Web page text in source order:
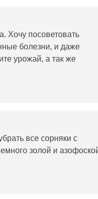
Хочу посоветовать
болезни, и даже
урожай, а так же
все сорняки с
золой и